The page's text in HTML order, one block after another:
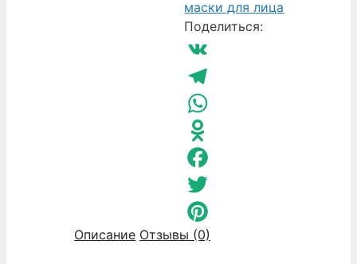
кокосовая
свеча
для
Гринвей
Nice
Code
маски для лица
Поделиться:
VK
Telegram
WhatsApp
Odnoklassniki
Facebook
Twitter
Pinterest
Описание Отзывы (0)